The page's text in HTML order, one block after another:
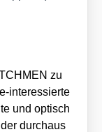
zu
inter­es­sier­te
und optisch
durch­aus